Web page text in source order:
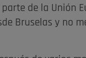
de la Unión
Bruselas y no